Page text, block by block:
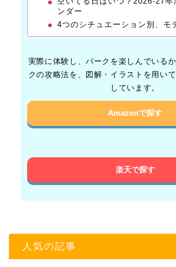
ンダー
4つのシチュエーション別、モ
実際に体験し、パークを楽しんでいる
クの攻略法を、図解・イラストを用い
しています。
Amazonで探す
楽天で探す
人気の記事